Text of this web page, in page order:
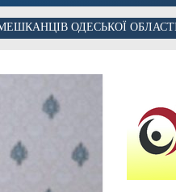
ОДЕСЬКОЇ